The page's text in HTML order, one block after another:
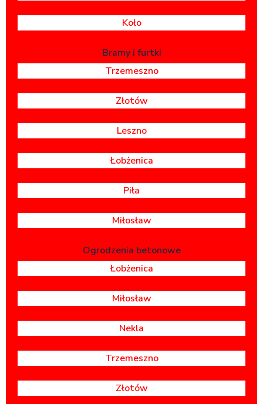
Koło
Bramy i furtki
Trzemeszno
Złotów
Leszno
Łobżenica
Piła
Miłosław
Ogrodzenia betonowe
Łobżenica
Miłosław
Nekla
Trzemeszno
Złotów